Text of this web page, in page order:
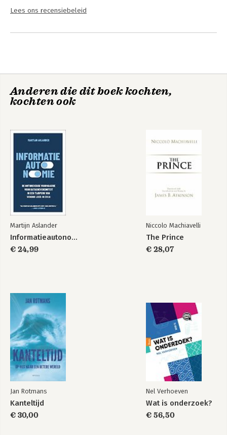
Lees ons recensiebeleid
Anderen die dit boek kochten,
kochten ook
Martijn Aslander
Informatieautonomie
€ 24,99
Niccolo Machiavelli
The Prince
€ 28,07
Jan Rotmans
Kanteltijd
€ 30,00
Nel Verhoeven
Wat is onderzoek?
€ 56,50